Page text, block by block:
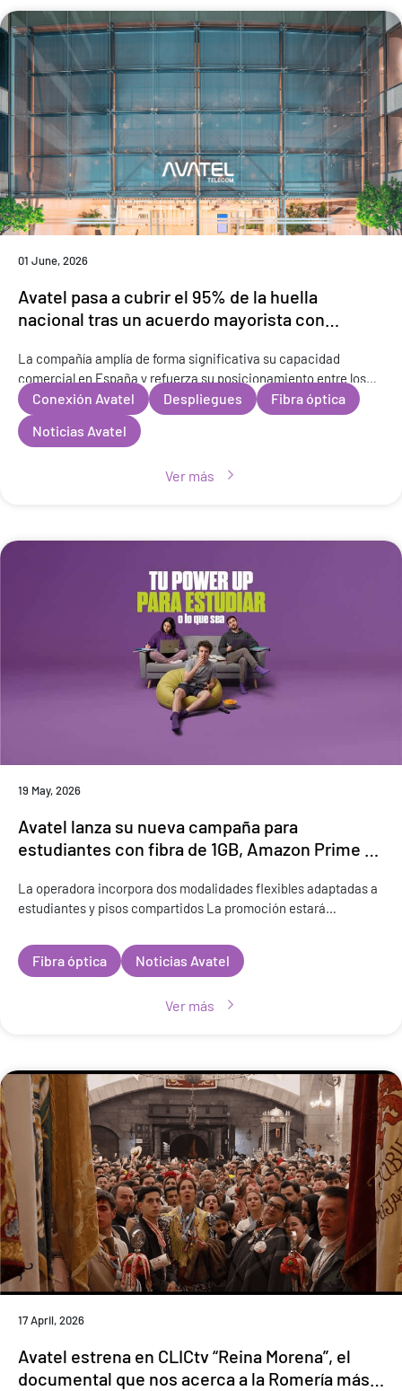
01 June, 2026
Avatel pasa a cubrir el 95% de la huella
nacional tras un acuerdo mayorista con
La compañía amplía de forma significativa su capacidad
comercial en España y refuerza su posicionamiento entre los
operadores con mayor alcance del mercado nacional. Madrid, 1
de junio de 2026 ?
Conexión Avatel Despliegues
Fibra óptica
Noticias Avatel
Ver más
19 May, 2026
Avatel lanza su nueva campaña para
estudiantes con fibra de 1GB, Amazon Prime y
La operadora incorpora dos modalidades flexibles adaptadas a
estudiantes y pisos compartidos La promoción estará
comerciales de la compañía M
Fibra óptica Noticias Avatel
Ver más
17 April, 2026
Avatel estrena en CLICtv “Reina Morena”, el
documental que nos acerca a la Romería más